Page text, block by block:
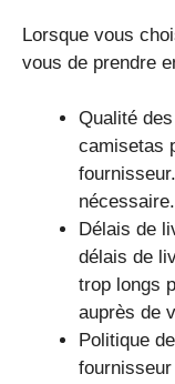
Lorsque vous
vous de prendre
Qualité
camisetas
nécessaire.
Délais de
délais de
trop longs
auprès de
Politique